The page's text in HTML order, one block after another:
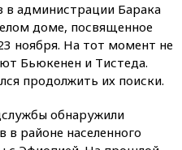
в администрации Барака
доме, посвященное
ноября. На тот момент не
Бьюкенен и Тистеда.
продолжить их поиски.
обнаружили
в районе населенного